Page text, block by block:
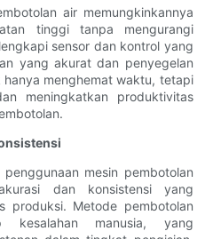
air memungkinkannya
tinggi tanpa mengurangi
sensor dan kontrol yang
yang akurat dan penyegelan
menghemat waktu, tetapi
meningkatkan produktivitas
mesin pembotolan
dan konsistensi yang
produksi. Metode pembotolan
kesalahan manusia, yang